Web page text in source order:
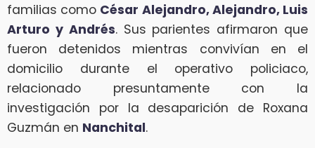
familias como César Alejandro, Alejandro, Luis
Arturo y Andrés. Sus parientes afirmaron que
fueron detenidos mientras convivían en el
domicilio durante el operativo policiaco,
relacionado presuntamente con la
investigación por la desaparición de Roxana
Guzmán en Nanchital.